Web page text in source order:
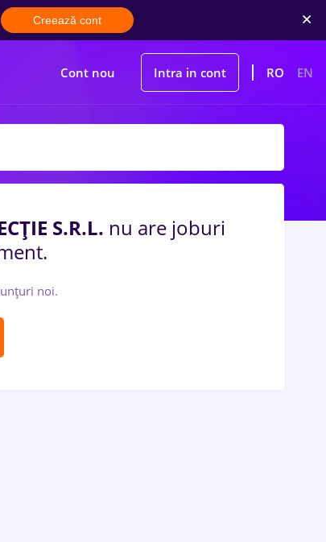
Creează cont
Cont nou Intra in cont RO EN
S.R.L. nu are joburi
noi.